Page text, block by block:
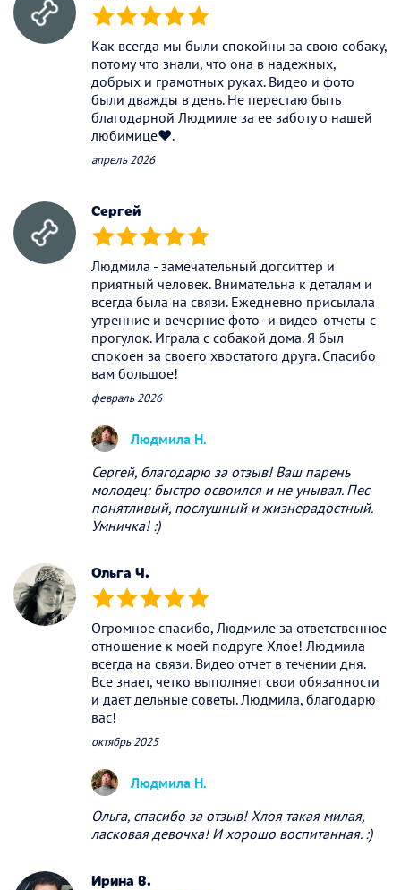
(*) (*) (*) (*) (*)
Как всегда мы были спокойны за свою собаку,
потому что знали, что она в надежных,
добрых и грамотных руках. Видео и фото
были дважды в день. Не перестаю быть
благодарной Людмиле за ее заботу о нашей
любимице❤️.
апрель 2026
Сергей
(*) (*) (*) (*) (*)
Людмила - замечательный догситтер и
приятный человек. Внимательна к деталям и
всегда была на связи. Ежедневно присылала
утренние и вечерние фото- и видео-отчеты с
прогулок. Играла с собакой дома. Я был
спокоен за своего хвостатого друга. Спасибо
вам большое!
февраль 2026
Людмила Н.
Сергей, благодарю за отзыв! Ваш парень
молодец: быстро освоился и не унывал. Пес
понятливый, послушный и жизнерадостный.
Умничка! :)
Ольга Ч.
(*) (*) (*) (*) (*)
Огромное спасибо, Людмиле за ответственное
отношение к моей подруге Хлое! Людмила
всегда на связи. Видео отчет в течении дня.
Все знает, четко выполняет свои обязанности
и дает дельные советы. Людмила, благодарю
вас!
октябрь 2025
Людмила Н.
Ольга, спасибо за отзыв! Хлоя такая милая,
ласковая девочка! И хорошо воспитанная. :)
Ирина В.